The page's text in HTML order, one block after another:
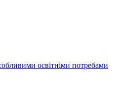
освітніми потребами